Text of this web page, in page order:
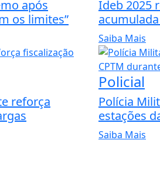
após
os limites”
Ideb 2025
Saiba Mais
reforça
Policial
Polícia
estações
Saiba Mais